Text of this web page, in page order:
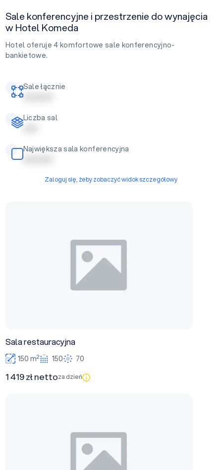
Sale konferencyjne i przestrzenie do wynajęcia
w Hotel Komeda
Hotel oferuje 4 komfortowe sale konferencyjno-
bankietowe.
Sale łącznie
| | | | | | | | | |
Liczba sal
| | | | |
Największa sala konferencyjna
| | | | | | | | | |
Zaloguj się, żeby zobaczyć widok szczegółowy
Sala restauracyjna
150 m2 150 70
1 419 zł nettoza dzień